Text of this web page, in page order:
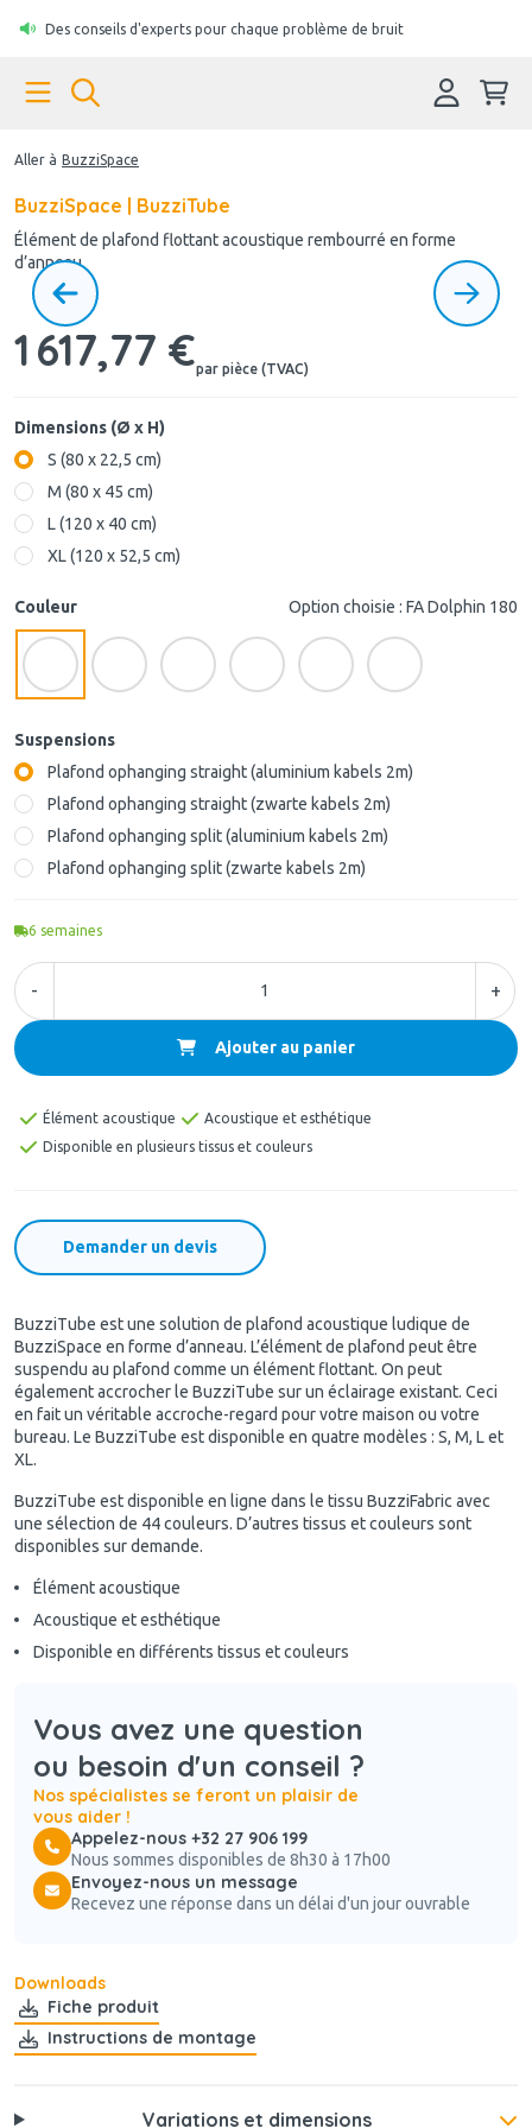
Des conseils d'experts pour chaque problème de bruit
Aller à BuzziSpace
BuzziSpace | BuzziTube
Élément de plafond flottant acoustique rembourré en forme
d’anneau
1 617,77 €par pièce (TVAC)
Dimensions (Ø x H)
S (80 x 22,5 cm)
M (80 x 45 cm)
L (120 x 40 cm)
XL (120 x 52,5 cm)
Couleur Option choisie : FA Dolphin 180
Suspensions
Plafond ophanging straight (aluminium kabels 2m)
Plafond ophanging straight (zwarte kabels 2m)
Plafond ophanging split (aluminium kabels 2m)
Plafond ophanging split (zwarte kabels 2m)
6 semaines
- +
Ajouter au panier
Élément acoustique
Acoustique et esthétique
Disponible en plusieurs tissus et couleurs
Demander un devis
BuzziTube est une solution de plafond acoustique ludique de
BuzziSpace en forme d’anneau. L’élément de plafond peut être
suspendu au plafond comme un élément flottant. On peut
également accrocher le BuzziTube sur un éclairage existant. Ceci
en fait un véritable accroche-regard pour votre maison ou votre
bureau. Le BuzziTube est disponible en quatre modèles : S, M, L et
XL.
BuzziTube est disponible en ligne dans le tissu BuzziFabric avec
une sélection de 44 couleurs. D’autres tissus et couleurs sont
disponibles sur demande.
Élément acoustique
Acoustique et esthétique
Disponible en différents tissus et couleurs
Vous avez une question
ou besoin d'un conseil ?
Nos spécialistes se feront un plaisir de
vous aider !
Appelez-nous +32 27 906 199
Nous sommes disponibles de 8h30 à 17h00
Envoyez-nous un message
Recevez une réponse dans un délai d'un jour ouvrable
Downloads
Fiche produit
Instructions de montage
Variations et dimensions